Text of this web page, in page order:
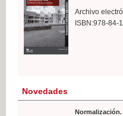
Archivo
ISBN:978-84-
Novedades